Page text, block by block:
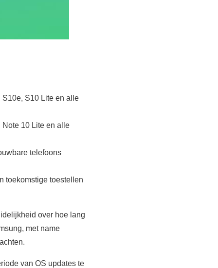
S10e, S10 Lite en alle
Note 10 Lite en alle
telefoons
toekomstige toestellen
over hoe lang
met name
van OS updates te